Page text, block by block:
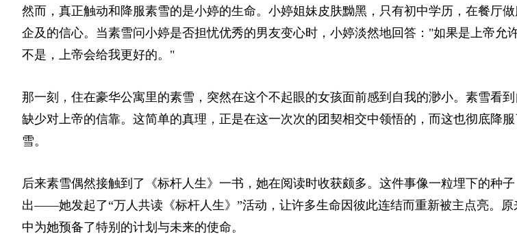
然而，真正触动和降服素雪的是小婷的生命。小婷姐妹皮肤黝黑，只有初中学历，在餐厅
企及的信心。当素雪问小婷是否担忧优秀的男友变心时，小婷淡然地回答："如果是上帝允
不是，上帝会给我更好的。"
那一刻，住在豪华公寓里的素雪，突然在这个不起眼的女孩面前感到自我的渺小。素雪看
缺少对上帝的信靠。这简单的真理，正是在这一次次的团契相交中领悟的，而这也彻底降
雪。
后来素雪偶然接触到了《标杆人生》一书，她在阅读时收获颇多。这件事像一粒埋下的种
出——她发起了“万人共读《标杆人生》”活动，让许多生命因彼此连结而重新被主点亮。原
中为她预备了特别的计划与未来的使命。